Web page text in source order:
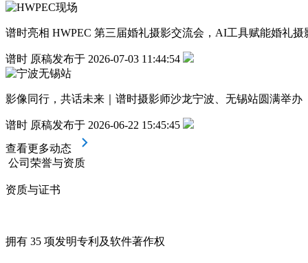
谱时亮相 HWPEC 第三届婚礼摄影交流会，AI工具赋能婚礼摄
谱时 原稿发布于 2026-07-03 11:44:54
影像同行，共话未来｜谱时摄影师沙龙宁波、无锡站圆满举办
谱时 原稿发布于 2026-06-22 15:45:45
查看更多动态
公司荣誉与资质
资质与证书
拥有 35 项发明专利及软件著作权